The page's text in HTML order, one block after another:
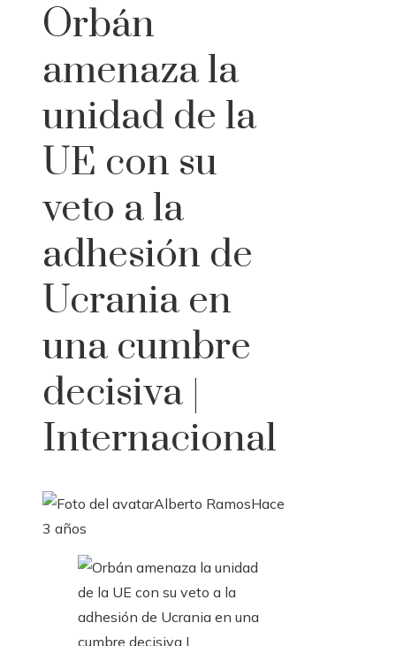
Orbán
amenaza la
unidad de la
UE con su
veto a la
adhesión de
Ucrania en
una cumbre
decisiva |
Internacional
Alberto RamosHace
3 años